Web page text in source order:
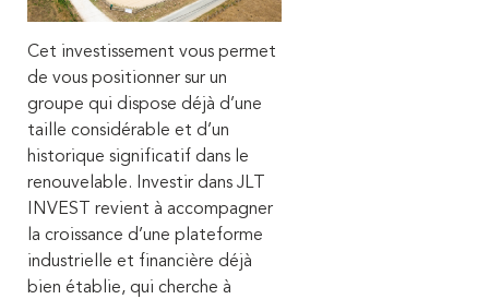
Cet investissement vous permet
de vous positionner sur un
groupe qui dispose déjà d’une
taille considérable et d’un
historique significatif dans le
renouvelable. Investir dans JLT
INVEST revient à accompagner
la croissance d’une plateforme
industrielle et financière déjà
bien établie, qui cherche à